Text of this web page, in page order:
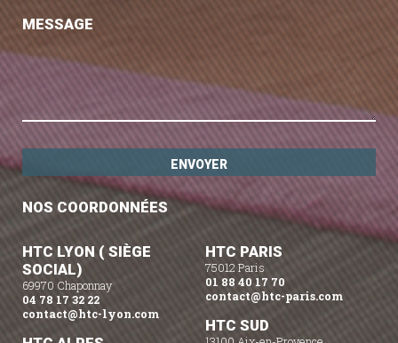
MESSAGE
NOS COORDONNÉES
HTC LYON ( SIÈGE
SOCIAL)
69970 Chaponnay
04 78 17 32 22
contact@htc-lyon.com
HTC PARIS
75012 Paris
01 88 40 17 70
contact@htc-paris.com
HTC SUD